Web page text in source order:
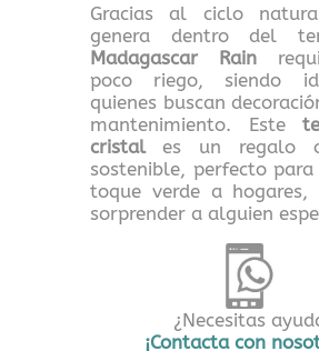
Gracias al ciclo
genera dentro del
Madagascar Rain
poco riego, siendo
quienes buscan
mantenimiento. Este
cristales un regalo
sostenible, perfecto
toque verde a hogares,
sorprender a alguien
¿Necesitas
¡Contacta con